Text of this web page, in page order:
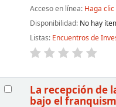
Acceso en línea: Haga
Disponibilidad: No hay
Listas: Encuentros de
La recepción de
bajo el